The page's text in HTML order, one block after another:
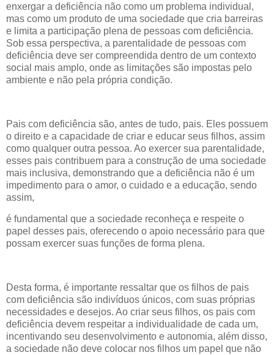
enxergar a deficiência não como um problema individual,
mas como um produto de uma sociedade que cria barreiras
e limita a participação plena de pessoas com deficiência.
Sob essa perspectiva, a parentalidade de pessoas com
deficiência deve ser compreendida dentro de um contexto
social mais amplo, onde as limitações são impostas pelo
ambiente e não pela própria condição.
Pais com deficiência são, antes de tudo, pais. Eles possuem
o direito e a capacidade de criar e educar seus filhos, assim
como qualquer outra pessoa. Ao exercer sua parentalidade,
esses pais contribuem para a construção de uma sociedade
mais inclusiva, demonstrando que a deficiência não é um
impedimento para o amor, o cuidado e a educação, sendo
assim,
é fundamental que a sociedade reconheça e respeite o
papel desses pais, oferecendo o apoio necessário para que
possam exercer suas funções de forma plena.
Desta forma, é importante ressaltar que os filhos de pais
com deficiência são indivíduos únicos, com suas próprias
necessidades e desejos. Ao criar seus filhos, os pais com
deficiência devem respeitar a individualidade de cada um,
incentivando seu desenvolvimento e autonomia, além disso,
a sociedade não deve colocar nos filhos um papel que não